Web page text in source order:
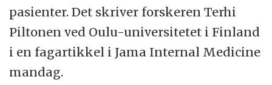
pasienter. Det skriver forskeren Terhi
Piltonen ved Oulu-universitetet i Finland
i en fagartikkel i Jama Internal Medicine
mandag.